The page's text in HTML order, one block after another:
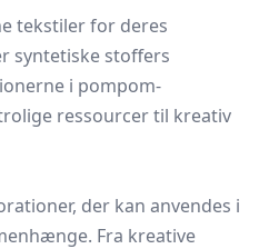
tekstiler for deres
syntetiske stoffers
i pompom-
ressourcer til kreativ
der kan anvendes i
Fra kreative